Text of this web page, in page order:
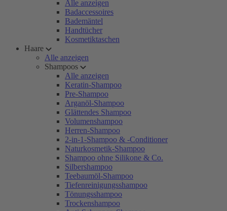
Alle anzeigen
Badaccessoires
Bademäntel
Handtücher
Kosmetiktaschen
Haare
Alle anzeigen
Shampoos
Alle anzeigen
Keratin-Shampoo
Pre-Shampoo
Arganöl-Shampoo
Glättendes Shampoo
Volumenshampoo
Herren-Shampoo
2-in-1-Shampoo & -Conditioner
Naturkosmetik-Shampoo
Shampoo ohne Silikone & Co.
Silbershampoo
Teebaumöl-Shampoo
Tiefenreinigungsshampoo
Tönungsshampoo
Trockenshampoo